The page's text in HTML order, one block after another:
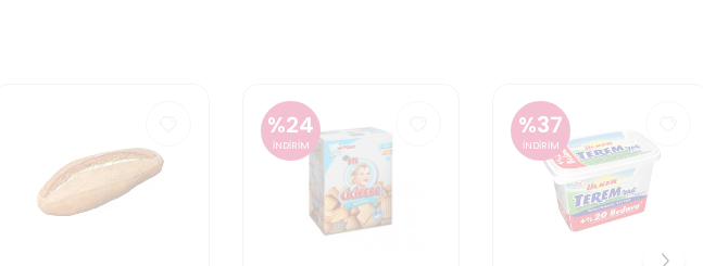
%24
İNDİRİM
%37
İNDİRİM